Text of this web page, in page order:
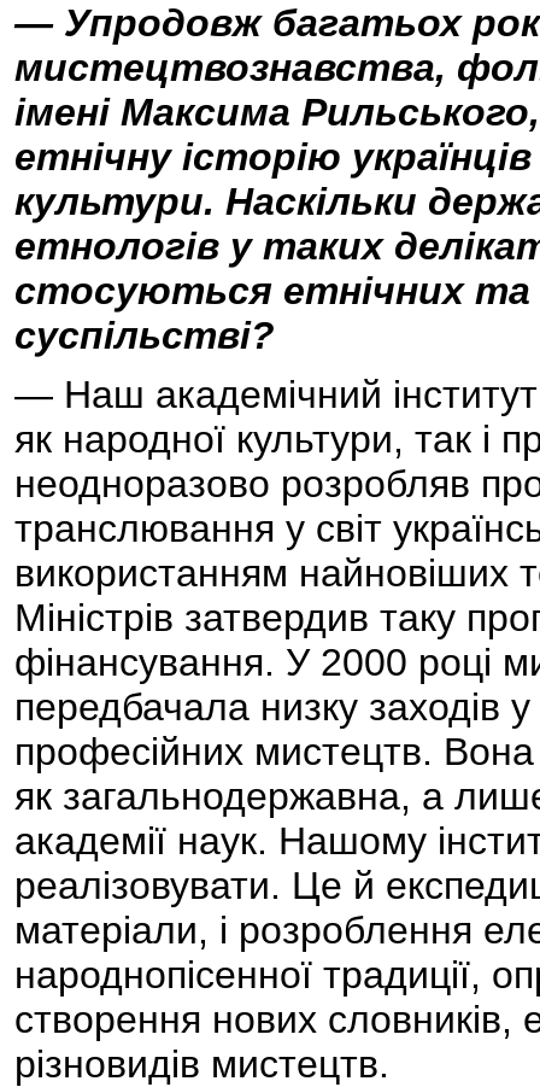
— Упродовж багатьох
мистецтвознавства,
імені Максима
етнічну історію українців
культури. Наскільки
етнологів у таких
стосуються етнічних та
суспільстві?
— Наш академічний інститут
як народної культури, так і
неодноразово розробляв
транслювання у світ
використанням найновіших
Міністрів затвердив таку
фінансування. У 2000 році
передбачала низку заходів
професійних мистецтв.
як загальнодержавна, а
академії наук. Нашому
реалізовувати. Це й
матеріали, і розроблення
народнопісенної традиції,
створення нових словників,
різновидів мистецтв.